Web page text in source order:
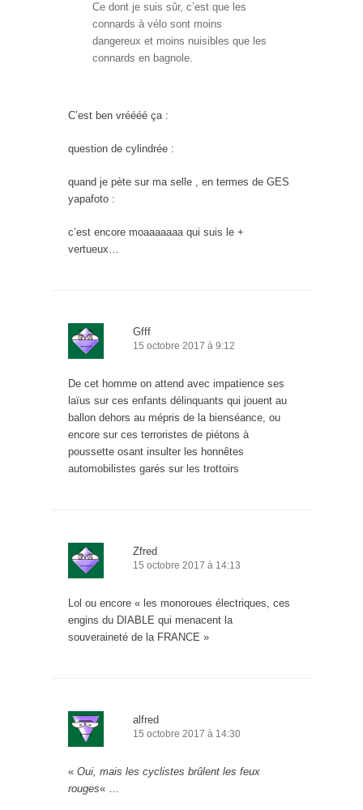
Ce dont je suis sûr, c’est que les
connards à vélo sont moins
dangereux et moins nuisibles que les
connards en bagnole.
C’est ben vréééé ça :
question de cylindrée :
quand je pète sur ma selle , en termes de GES
yapafoto :
c’est encore moaaaaaaa qui suis le +
vertueux…
Gfff
15 octobre 2017 à 9:12
De cet homme on attend avec impatience ses
laïus sur ces enfants délinquants qui jouent au
ballon dehors au mépris de la bienséance, ou
encore sur ces terroristes de piétons à
poussette osant insulter les honnêtes
automobilistes garés sur les trottoirs
Zfred
15 octobre 2017 à 14:13
Lol ou encore « les monoroues électriques, ces
engins du DIABLE qui menacent la
souveraineté de la FRANCE »
alfred
15 octobre 2017 à 14:30
« Oui, mais les cyclistes brûlent les feux
rouges« …